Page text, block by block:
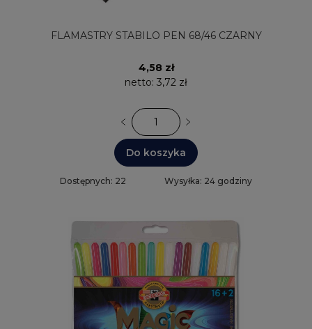
FLAMASTRY STABILO PEN 68/46 CZARNY
4,58 zł
netto: 3,72 zł
Do koszyka
Dostępnych: 22 Wysyłka: 24 godziny